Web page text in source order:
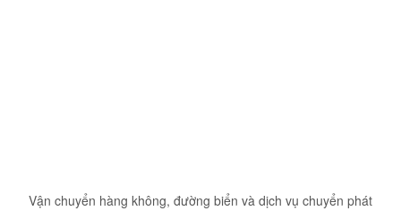
Vận chuyển hàng không, đường biển và dịch vụ chuyển phát